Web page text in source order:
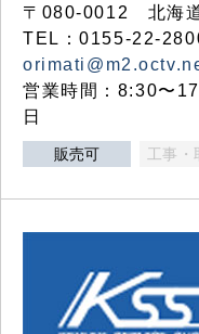
〒080-0012 北海
TEL：0155-22-
営業時間：8:30〜
日
販売可 工事・